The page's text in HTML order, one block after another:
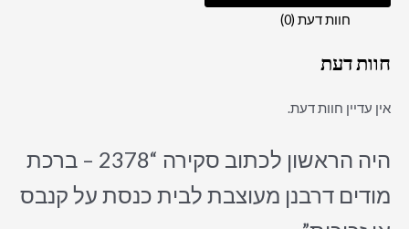
חוות דעת (0)
חוות דעת
אין עדיין חוות דעת.
היה הראשון לכתוב סקירה “2378 – ברכת
מודים דרבנן מעוצבת לבית כנסת על קנבס